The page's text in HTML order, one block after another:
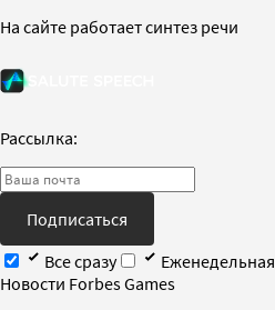
На сайте работает синтез речи
Рассылка:
Подписаться
Все сразу
Еженедельная
Новости Forbes Games